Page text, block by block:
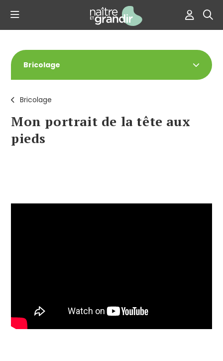
Bricolage
Mon portrait de la tête aux
pieds
Bricolage